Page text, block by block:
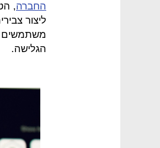
החברה
ליצור
משתמשים
הגלישה.